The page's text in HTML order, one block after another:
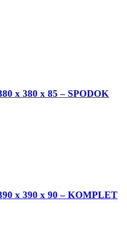
x 380 x 85 – SPODOK
x 390 x 90 – KOMPLET